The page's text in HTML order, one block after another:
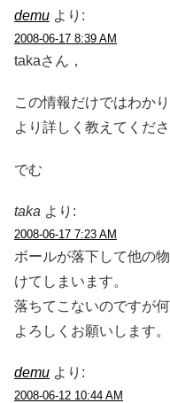
demu より:
2008-06-17 8:39 AM
takaさん，
この情報だけではわかり
より詳しく教えてくださ
でむ
taka より:
2008-06-17 7:23 AM
ボールが落下して他の
けてしまいます。
落ちてこないのですが
よろしくお願いします。
demu より:
2008-06-12 10:44 AM